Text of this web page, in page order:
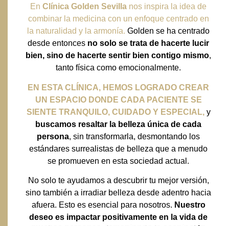
En Clínica Golden Sevilla nos inspira la idea de
combinar la medicina con un enfoque centrado en
la naturalidad y la armonía. Golden se ha centrado
desde entonces no solo se trata de hacerte lucir
bien, sino de hacerte sentir bien contigo mismo,
tanto física como emocionalmente.
EN ESTA CLÍNICA, HEMOS LOGRADO CREAR
UN ESPACIO DONDE CADA PACIENTE SE
SIENTE TRANQUILO, CUIDADO Y ESPECIAL, y
buscamos resaltar la belleza única de cada
persona, sin transformarla, desmontando los
estándares surrealistas de belleza que a menudo
se promueven en esta sociedad actual.
No solo te ayudamos a descubrir tu mejor versión,
sino también a irradiar belleza desde adentro hacia
afuera. Esto es esencial para nosotros. Nuestro
deseo es impactar positivamente en la vida de